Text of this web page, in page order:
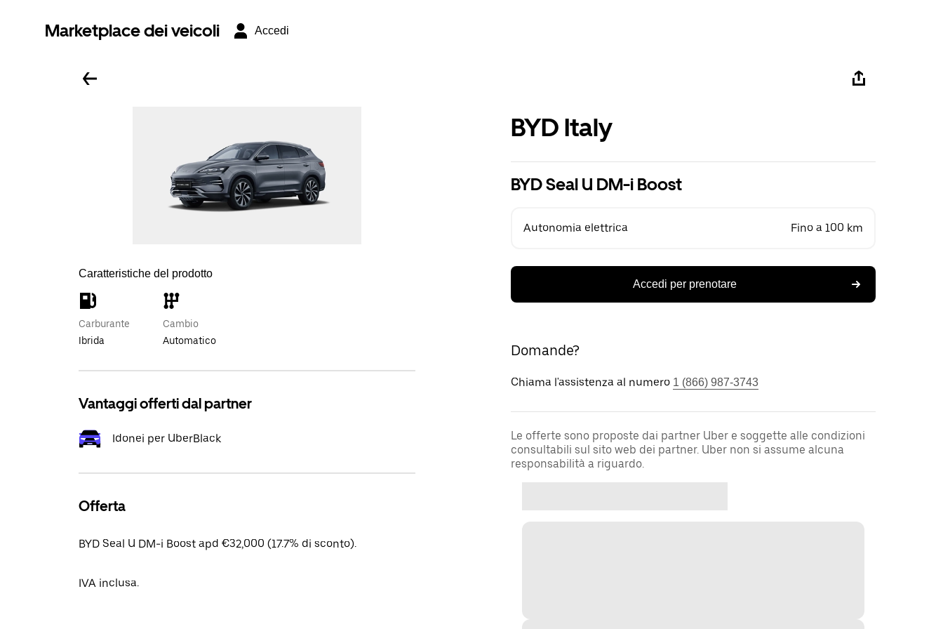
Marketplace dei veicoli Accedi
Caratteristiche del prodotto
Carburante
Ibrida
Cambio
Automatico
Vantaggi offerti dal partner
Idonei per UberBlack
Offerta
BYD Seal U DM-i Boost apd €32,000 (17.7% di sconto).
IVA inclusa.
BYD Italy
BYD Seal U DM-i Boost
Autonomia elettrica Fino a 100 km
Accedi per prenotare
Domande?
Chiama l'assistenza al numero 1 (866) 987-3743
Le offerte sono proposte dai partner Uber e soggette alle condizioni
consultabili sul sito web dei partner. Uber non si assume alcuna
responsabilità a riguardo.